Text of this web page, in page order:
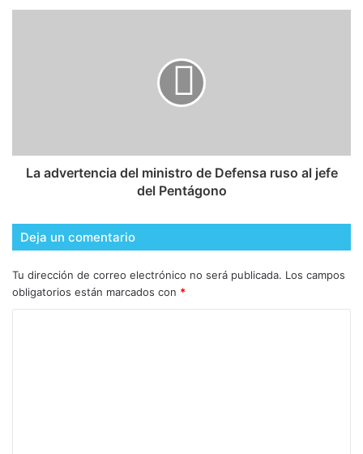
La advertencia del ministro de Defensa ruso al jefe
del Pentágono
Deja un comentario
Tu dirección de correo electrónico no será publicada. Los campos
obligatorios están marcados con *